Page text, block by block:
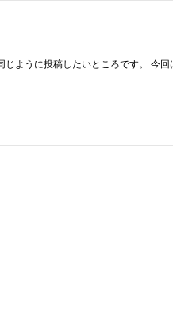
ように投稿したいところです。 今